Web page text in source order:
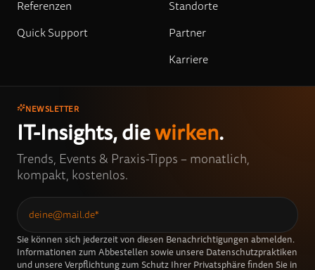
Referenzen
Quick Support
Standorte
Partner
Karriere
NEWSLETTER
IT-Insights, diewirken.
Trends, Events & Praxis-Tipps – monatlich,
kompakt, kostenlos.
Sie können sich jederzeit von diesen Benachrichtigungen abmelden.
Informationen zum Abbestellen sowie unsere Datenschutzpraktiken
und unsere Verpflichtung zum Schutz Ihrer Privatsphäre finden Sie in